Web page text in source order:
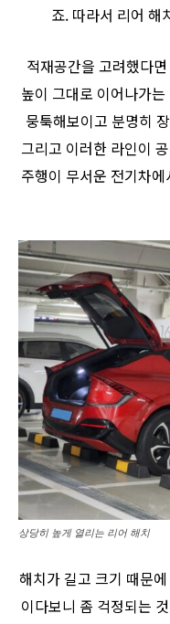
죠. 따라서 리어 해
적재공간을 고려했다
높이 그대로 이어나가
뭉툭해보이고 분명히
그리고 이러한 라인이
주행이 무서운 전기차
상당히 높게 열리는 리어 해치
해치가 길고 크기 때문
이다보니 좀 걱정되는